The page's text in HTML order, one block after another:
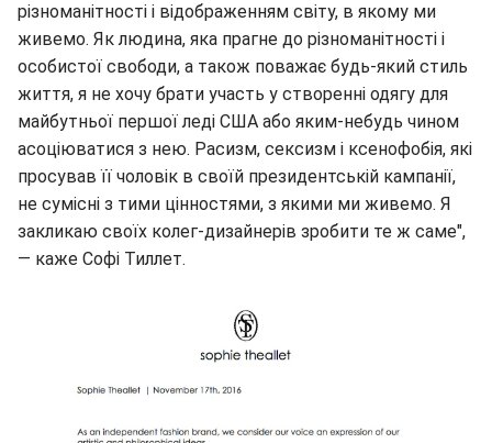
різноманітності і відображенням світу, в якому ми
живемо. Як людина, яка прагне до різноманітності і
особистої свободи, а також поважає будь-який стиль
життя, я не хочу брати участь у створенні одягу для
майбутньої першої леді США або яким-небудь чином
асоціюватися з нею. Расизм, сексизм і ксенофобія, які
просував її чоловік в своїй президентській кампанії,
не сумісні з тими цінностями, з якими ми живемо. Я
закликаю своїх колег-дизайнерів зробити те ж саме",
— каже Софі Тиллет.